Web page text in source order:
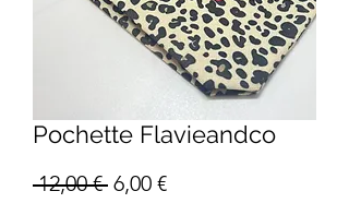
Pochette Flavieandco
12,00 € Prix
6,00 €Prix